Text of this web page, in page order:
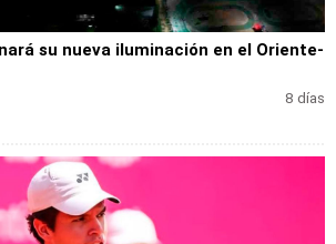
su nueva iluminación en el Oriente-
8 días